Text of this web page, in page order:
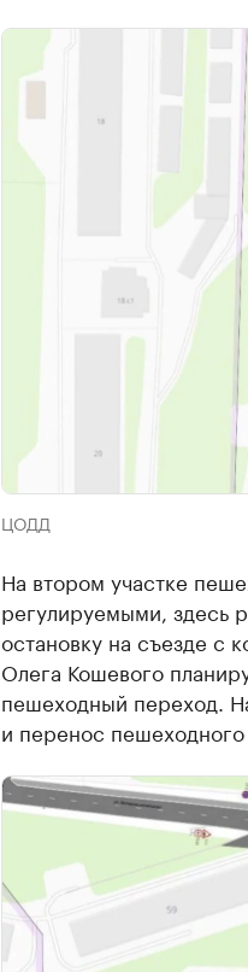
ЦОДД
На втором участке
регулируемыми, здесь
остановку на съезде с
Олега Кошевого
пешеходный переход.
и перенос